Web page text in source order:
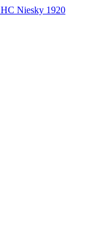
HC Niesky 1920